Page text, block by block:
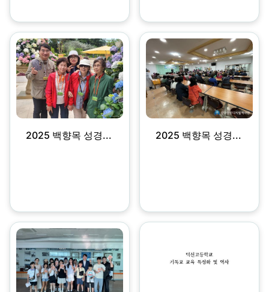
2025 백향목 성경... 2025 백향목 성경...